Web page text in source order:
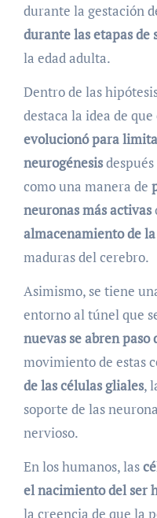
durante la gestación
durante las etapas de
la edad adulta.
Dentro de las
destaca la idea de que
evolucionó para
neurogénesis
como una manera de
neuronas más activas
almacenamiento de
maduras del cerebro.
Asimismo, se tiene
entorno al túnel que
nuevas se abren
movimiento de estas
de las células gliales,
soporte de las
nervioso.
En los humanos, las
el nacimiento del ser
la creencia de que la